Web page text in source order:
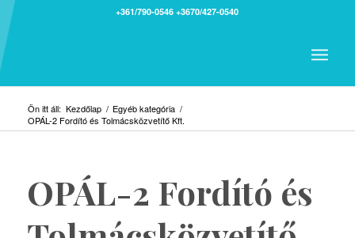
+361/790-0546 +3670/427-0540
Ön itt áll: Kezdőlap / Egyéb kategória /
OPÁL-2 Fordító és Tolmácsközvetítő Kft.
OPÁL-2 Fordító és